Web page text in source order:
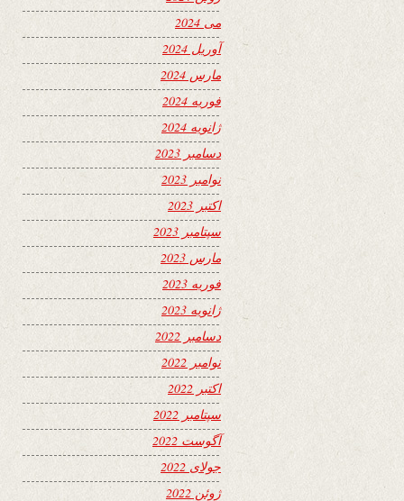
می 2024
آوریل 2024
مارس 2024
فوریه 2024
ژانویه 2024
دسامبر 2023
نوامبر 2023
اکتبر 2023
سپتامبر 2023
مارس 2023
فوریه 2023
ژانویه 2023
دسامبر 2022
نوامبر 2022
اکتبر 2022
سپتامبر 2022
آگوست 2022
جولای 2022
ژوئن 2022